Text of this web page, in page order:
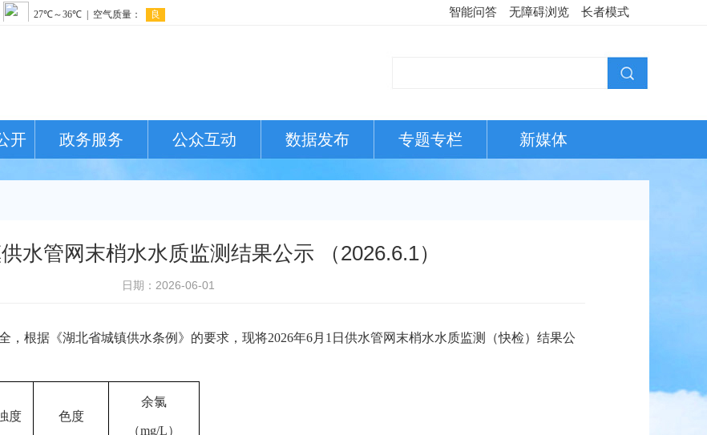
智能问答 无障碍浏览 长者模式
开 政务服务 公众互动 数据发布 专题专栏 新媒体
水管网末梢水水质监测结果公示 （2026.6.1）
日期：2026-06-01
，根据《湖北省城镇供水条例》的要求，现将2026年6月 1日 供水管网末梢水水质监测（快检）结果公
度 色度
余氯
（mg/L）